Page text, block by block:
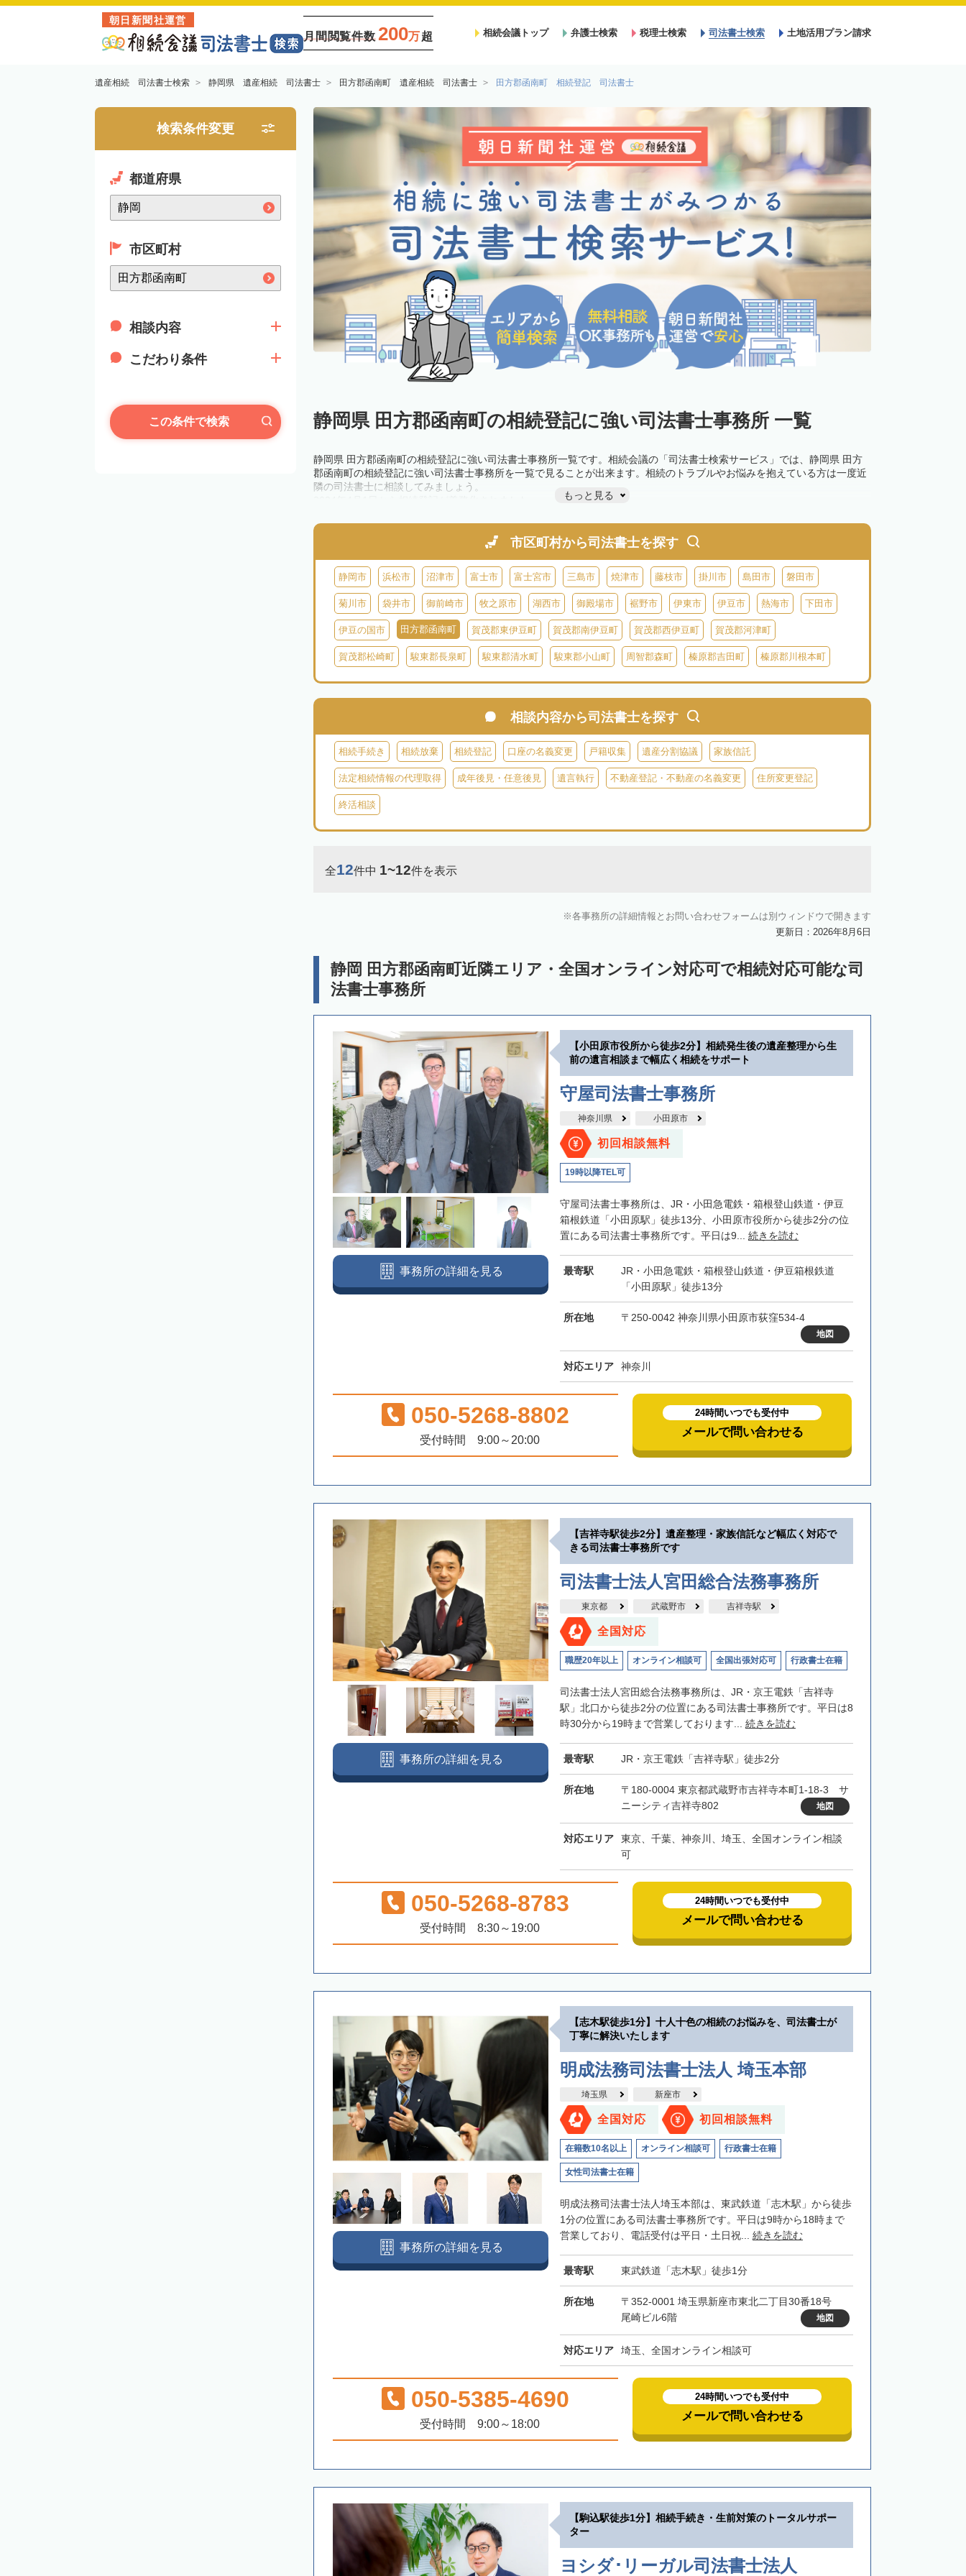
朝日新聞社運営
月間閲覧件数 200万超 相続会議トップ 弁護士検索 税理士検索 司法書士検索 土地活用プラン請求
遺産相続 司法書士検索 静岡県 遺産相続 司法書士 田方郡函南町 遺産相続 司法書士 田方郡函南町 相続登記 司法書士
検索条件変更
都道府県
市区町村
相談内容
こだわり条件
この条件で検索 静岡県 田方郡函南町の相続登記に強い司法書士事務所 一覧
静岡県 田方郡函南町の相続登記に強い司法書士事務所一覧です。相続会議の「司法書士検索サービス」では、静岡県 田方
郡函南町の相続登記に強い司法書士事務所を一覧で見ることが出来ます。相続のトラブルやお悩みを抱えている方は一度近
隣の司法書士に相談してみましょう。
きが必要です。義務化前の相続も対象となるため注意しましょう。
相続登記は法律で定められており、司法書士に依頼すれば手間を省けます。その他の相続手続きも任せることが可能です。
制度の活用を検討しましょう。司法書士への相談も可能です。
もっと見る
市区町村から司法書士を探す
静岡市 浜松市 沼津市 富士市 富士宮市 三島市 焼津市 藤枝市 掛川市 島田市 磐田市
菊川市 袋井市 御前崎市 牧之原市 湖西市 御殿場市 裾野市 伊東市 伊豆市 熱海市 下田市
伊豆の国市 田方郡函南町 賀茂郡東伊豆町 賀茂郡南伊豆町 賀茂郡西伊豆町 賀茂郡河津町
賀茂郡松崎町 駿東郡長泉町 駿東郡清水町 駿東郡小山町 周智郡森町 榛原郡吉田町 榛原郡川根本町
相談内容から司法書士を探す
相続手続き 相続放棄 相続登記 口座の名義変更 戸籍収集 遺産分割協議 家族信託
法定相続情報の代理取得 成年後見・任意後見 遺言執行 不動産登記・不動産の名義変更 住所変更登記
終活相談
全12件中 1~12件を表示
各事務所の詳細情報とお問い合わせフォームは別ウィンドウで開きます
更新日：2026年8月6日
静岡 田方郡函南町近隣エリア・全国オンライン対応可で相続対応可能な司
法書士事務所
【小田原市役所から徒歩2分】相続発生後の遺産整理から生
前の遺言相談まで幅広く相続をサポート
守屋司法書士事務所
神奈川県 小田原市
初回相談無料
19時以降TEL可
守屋司法書士事務所は、JR・小田急電鉄・箱根登山鉄道・伊豆
箱根鉄道「小田原駅」徒歩13分、小田原市役所から徒歩2分の位
置にある司法書士事務所です。平日は9... 続きを読む
最寄駅
JR・小田急電鉄・箱根登山鉄道・伊豆箱根鉄道
「小田原駅」徒歩13分
所在地 〒250-0042 神奈川県小田原市荻窪534-4
地図
対応エリア 神奈川
事務所の詳細を見る
050-5268-8802
受付時間 9:00～20:00
24時間いつでも受付中
メールで問い合わせる
【吉祥寺駅徒歩2分】遺産整理・家族信託など幅広く対応で
きる司法書士事務所です
司法書士法人宮田総合法務事務所
東京都 武蔵野市 吉祥寺駅
全国対応
職歴20年以上 オンライン相談可 全国出張対応可 行政書士在籍
司法書士法人宮田総合法務事務所は、JR・京王電鉄「吉祥寺
駅」北口から徒歩2分の位置にある司法書士事務所です。平日は8
時30分から19時まで営業しております... 続きを読む
最寄駅 JR・京王電鉄「吉祥寺駅」徒歩2分
所在地
〒180-0004 東京都武蔵野市吉祥寺本町1-18-3 サ
ニーシティ吉祥寺802
地図
対応エリア
東京、千葉、神奈川、埼玉、全国オンライン相談
可
事務所の詳細を見る
050-5268-8783
受付時間 8:30～19:00
24時間いつでも受付中
メールで問い合わせる
【志木駅徒歩1分】十人十色の相続のお悩みを、司法書士が
丁寧に解決いたします
明成法務司法書士法人 埼玉本部
埼玉県 新座市
全国対応 初回相談無料
在籍数10名以上 オンライン相談可 行政書士在籍
女性司法書士在籍
明成法務司法書士法人埼玉本部は、東武鉄道「志木駅」から徒歩
1分の位置にある司法書士事務所です。平日は9時から18時まで
営業しており、電話受付は平日・土日祝... 続きを読む
最寄駅 東武鉄道「志木駅」徒歩1分
所在地
〒352-0001 埼玉県新座市東北二丁目30番18号
尾崎ビル6階
地図
対応エリア 埼玉、全国オンライン相談可
事務所の詳細を見る
050-5385-4690
受付時間 9:00～18:00
24時間いつでも受付中
メールで問い合わせる
【駒込駅徒歩1分】相続手続き・生前対策のトータルサポー
ター
ヨシダ･リーガル司法書士法人